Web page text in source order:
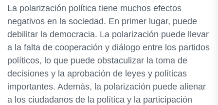
La polarización política tiene muchos efectos
negativos en la sociedad. En primer lugar, puede
debilitar la democracia. La polarización puede llevar
a la falta de cooperación y diálogo entre los partidos
políticos, lo que puede obstaculizar la toma de
decisiones y la aprobación de leyes y políticas
importantes. Además, la polarización puede alienar
a los ciudadanos de la política y la participación